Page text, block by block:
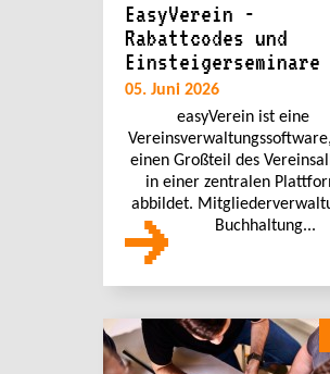
EasyVerein -
Rabattcodes und
Einsteigerseminare
05. Juni 2026
easyVerein ist eine
einen Großteil des
in einer zentralen
abbildet.
Buchhaltung...